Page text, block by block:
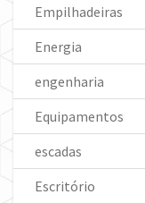
Empilhadeiras
Energia
engenharia
Equipamentos
escadas
Escritório